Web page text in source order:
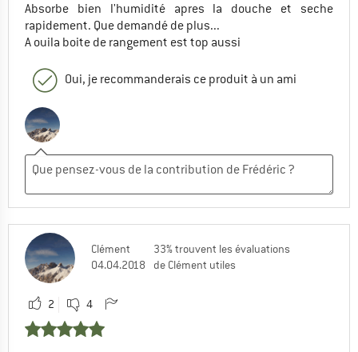
Absorbe bien l'humidité apres la douche et seche
rapidement. Que demandé de plus...
A ouila boite de rangement est top aussi
Oui, je recommanderais ce produit à un ami
Clément
04.04.2018
33% trouvent les évaluations
de Clément utiles
2 4